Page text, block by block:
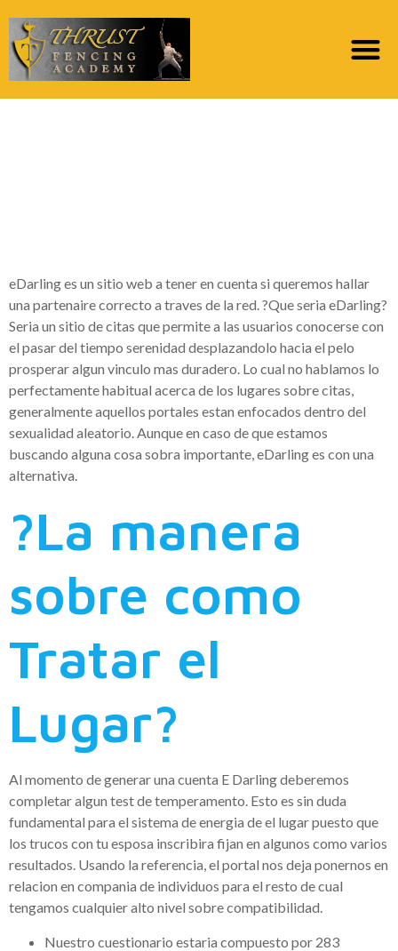
eDarling es un sitio web a tener en cuenta si queremos hallar
una partenaire correcto a traves de la red. ?Que seri­a eDarling?
Seri­a un sitio de citas que permite a las usuarios conocerse con
el pasar del tiempo serenidad desplazandolo hacia el pelo
prosperar algun vinculo mas duradero. Lo cual no hablamos lo
perfectamente habitual acerca de los lugares sobre citas,
generalmente aquellos portales estan enfocados dentro del
sexualidad aleatorio. Aunque en caso de que estamos
buscando alguna cosa sobra importante, eDarling es con una
alternativa.
?La manera
sobre como
Tratar el
Lugar?
Al momento de generar una cuenta E Darling deberemos
completar algun test de temperamento. Esto es sin duda
fundamental para el sistema de energia de el lugar puesto que
los trucos con tu esposa inscribira fijan en algunos como varios
resultados. Usando la referencia, el portal nos deja ponernos en
relacion en compania de individuos para el resto de cual
tengamos cualquier alto nivel sobre compatibilidad.
Nuestro cuestionario estaria compuesto por 283